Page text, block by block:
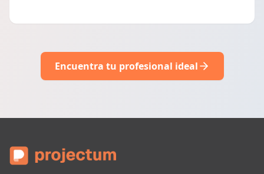
Encuentra tu profesional ideal